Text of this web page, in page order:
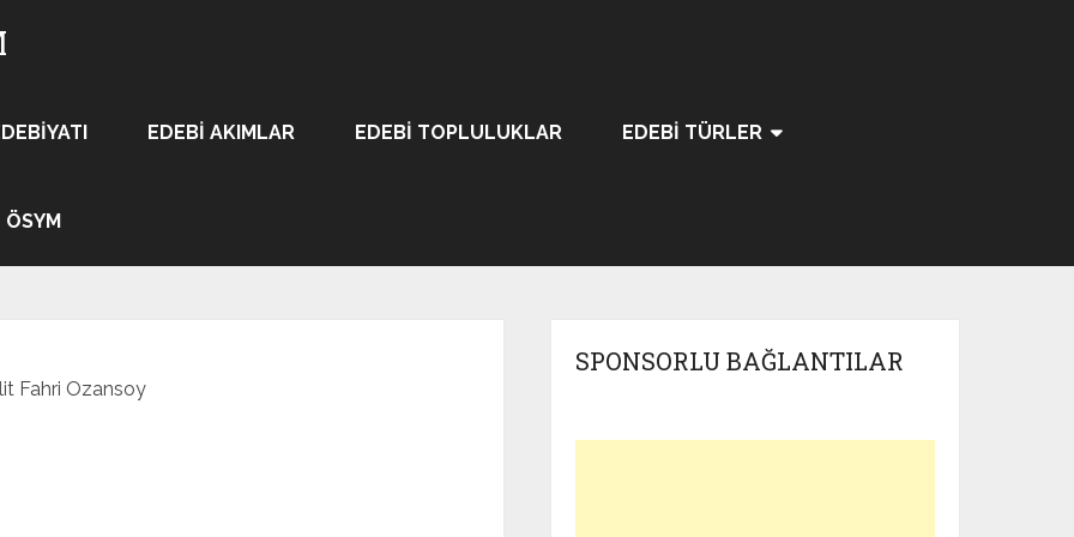
EDEBI AKIMLAR EDEBI TOPLULUKLAR EDEBI TÜRLER
ÖSYM
Fahri Ozansoy
SPONSORLU BAĞLANTILAR